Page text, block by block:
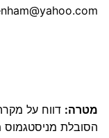
מטרה:
הסובלת מניסטגמוס